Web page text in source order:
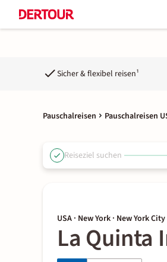
Sicher & flexibel reisen¹
Pauschalreisen Pauschalreisen
Reiseziel suchen
USA · New York · New York City
La Quinta